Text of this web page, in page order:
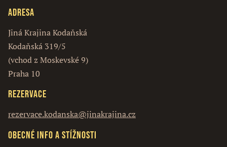
Adresa
Jiná Krajina Kodaňská
Kodaňská 319/5
(vchod z Moskevské 9)
Praha 10
Rezervace
rezervace.kodanska@jinakrajina.cz
Obecné info a stížnosti